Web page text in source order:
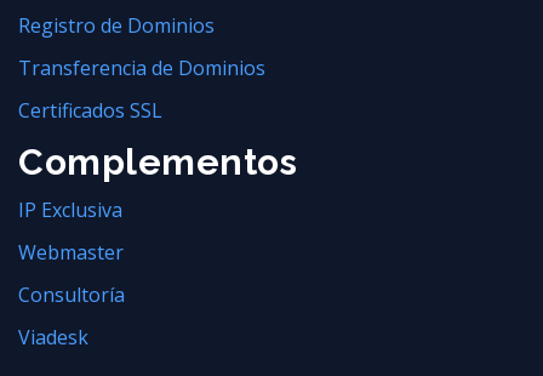
Registro de Dominios
Transferencia de Dominios
Certificados SSL
Complementos
IP Exclusiva
Webmaster
Consultoría
Viadesk